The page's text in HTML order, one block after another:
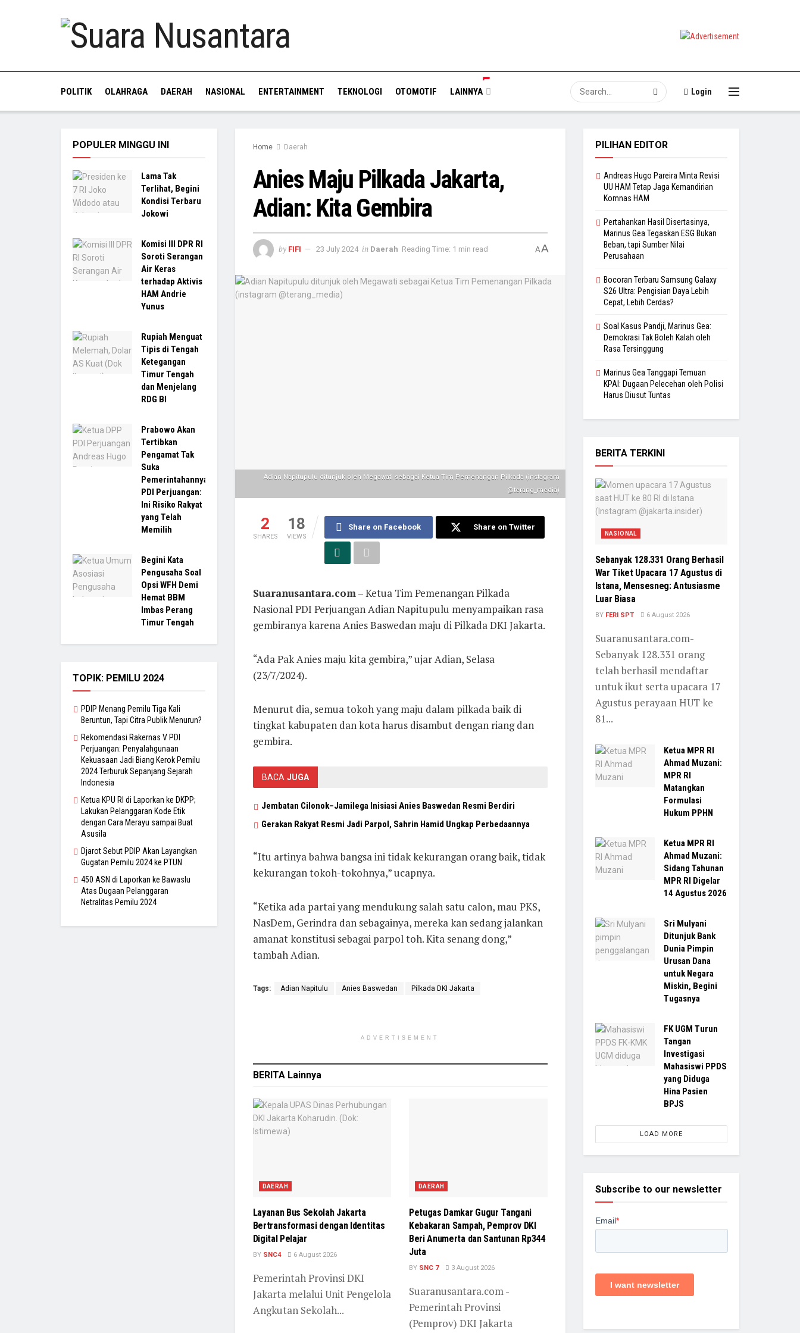
POLITIK OLAHRAGA DAERAH NASIONAL ENTERTAINMENT TEKNOLOGI OTOMOTIF LAINNYA Login
Home Daerah
Anies Maju Pilkada Jakarta,
Adian: Kita Gembira
by FIFI 23 July 2024 in Daerah Reading Time: 1 min read AA
Adian Napitupulu ditunjuk oleh Megawati sebagai Ketua Tim Pemenangan Pilkada (instagram
@terang_media)
2
SHARES
18
VIEWS
Share on Facebook Share on Twitter
Suaranusantara.com– Ketua Tim Pemenangan Pilkada
Nasional PDI Perjuangan Adian Napitupulu menyampaikan rasa
gembiranya karena Anies Baswedan maju di Pilkada DKI Jakarta.
“Ada Pak Anies maju kita gembira,” ujar Adian, Selasa
(23/7/2024).
Menurut dia, semua tokoh yang maju dalam pilkada baik di
tingkat kabupaten dan kota harus disambut dengan riang dan
gembira.
BACA JUGA
Jembatan Cilonok–Jamilega Inisiasi Anies Baswedan Resmi Berdiri
Gerakan Rakyat Resmi Jadi Parpol, Sahrin Hamid Ungkap Perbedaannya
“Itu artinya bahwa bangsa ini tidak kekurangan orang baik, tidak
kekurangan tokoh-tokohnya,” ucapnya.
“Ketika ada partai yang mendukung salah satu calon, mau PKS,
NasDem, Gerindra dan sebagainya, mereka kan sedang jalankan
amanat konstitusi sebagai parpol toh. Kita senang dong,”
tambah Adian.
Tags: Adian Napitulu Anies Baswedan Pilkada DKI Jakarta
ADVERTISEMENT
BERITA Lainnya
DAERAH
Layanan Bus Sekolah Jakarta
Bertransformasi dengan Identitas
Digital Pelajar
BY SNC4 6 August 2026
Pemerintah Provinsi DKI
Jakarta melalui Unit Pengelola
Angkutan Sekolah...
DAERAH
Petugas Damkar Gugur Tangani
Kebakaran Sampah, Pemprov DKI
Beri Anumerta dan Santunan Rp344
Juta
BY SNC 7 3 August 2026
Suaranusantara.com -
Pemerintah Provinsi
(Pemprov) DKI Jakarta
POPULER MINGGU INI
Lama Tak
Terlihat, Begini
Kondisi Terbaru
Jokowi
Komisi III DPR RI
Soroti Serangan
Air Keras
terhadap Aktivis
HAM Andrie
Yunus
Rupiah Menguat
Tipis di Tengah
Ketegangan
Timur Tengah
dan Menjelang
RDG BI
Prabowo Akan
Tertibkan
Pengamat Tak
Suka
Pemerintahannya,
PDI Perjuangan:
Ini Risiko Rakyat
yang Telah
Memilih
Begini Kata
Pengusaha Soal
Opsi WFH Demi
Hemat BBM
Imbas Perang
Timur Tengah
TOPIK: PEMILU 2024
PDIP Menang Pemilu Tiga Kali
Beruntun, Tapi Citra Publik Menurun?
Rekomendasi Rakernas V PDI
Perjuangan: Penyalahgunaan
Kekuasaan Jadi Biang Kerok Pemilu
2024 Terburuk Sepanjang Sejarah
Indonesia
Ketua KPU RI di Laporkan ke DKPP;
Lakukan Pelanggaran Kode Etik
dengan Cara Merayu sampai Buat
Asusila
Djarot Sebut PDIP Akan Layangkan
Gugatan Pemilu 2024 ke PTUN
450 ASN di Laporkan ke Bawaslu
Atas Dugaan Pelanggaran
Netralitas Pemilu 2024
PILIHAN EDITOR
Andreas Hugo Pareira Minta Revisi
UU HAM Tetap Jaga Kemandirian
Komnas HAM
Pertahankan Hasil Disertasinya,
Marinus Gea Tegaskan ESG Bukan
Beban, tapi Sumber Nilai
Perusahaan
Bocoran Terbaru Samsung Galaxy
S26 Ultra: Pengisian Daya Lebih
Cepat, Lebih Cerdas?
Soal Kasus Pandji, Marinus Gea:
Demokrasi Tak Boleh Kalah oleh
Rasa Tersinggung
Marinus Gea Tanggapi Temuan
KPAI: Dugaan Pelecehan oleh Polisi
Harus Diusut Tuntas
BERITA TERKINI
NASIONAL
Sebanyak 128.331 Orang Berhasil
War Tiket Upacara 17 Agustus di
Istana, Mensesneg: Antusiasme
Luar Biasa
BY FERI SPT 6 August 2026
Suaranusantara.com-
Sebanyak 128.331 orang
telah berhasil mendaftar
untuk ikut serta upacara 17
Agustus perayaan HUT ke
81...
Ketua MPR RI
Ahmad Muzani:
MPR RI
Matangkan
Formulasi
Hukum PPHN
Ketua MPR RI
Ahmad Muzani:
Sidang Tahunan
MPR RI Digelar
14 Agustus 2026
Sri Mulyani
Ditunjuk Bank
Dunia Pimpin
Urusan Dana
untuk Negara
Miskin, Begini
Tugasnya
FK UGM Turun
Tangan
Investigasi
Mahasiswi PPDS
yang Diduga
Hina Pasien
BPJS
LOAD MORE
Subscribe to our newsletter